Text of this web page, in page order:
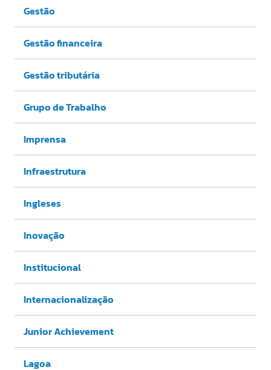
Gestão
Gestão financeira
Gestão tributária
Grupo de Trabalho
Imprensa
Infraestrutura
Ingleses
Inovação
Institucional
Internacionalização
Junior Achievement
Lagoa